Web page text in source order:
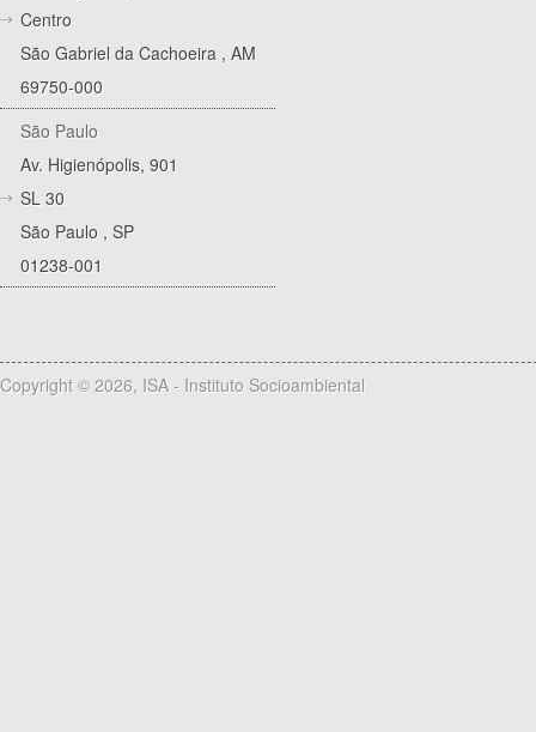
Centro
São Gabriel da Cachoeira , AM
69750-000
São Paulo
Av. Higienópolis, 901
SL 30
São Paulo , SP
01238-001
Copyright © 2026, ISA - Instituto Socioambiental